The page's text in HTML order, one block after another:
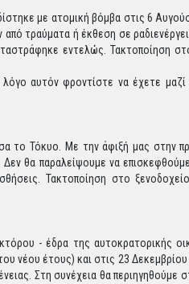
με ατομική βόμβα στις 6
τραύματα ή έκθεση σε
εντελώς. Τακτοποίηση
αυτόν φροντίστε να έχετε
το Τόκυο. Με την άφιξή μας στην
θα παραλείψουμε να
Τακτοποίηση στο
- έδρα της αυτοκρατορικής
νέου έτους) και στις 23 Δεκεμβρίου
Στη συνέχεια θα περιηγηθούμε